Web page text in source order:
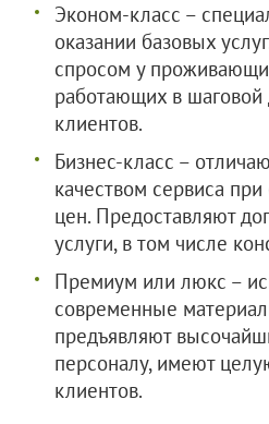
Эконом-класс –
оказании базовых
спросом у
работающих в шаговой
клиентов.
Бизнес-класс –
качеством сервиса
цен. Предоставляют
услуги, в том числе
Премиум или люкс –
современные
предъявляют
персоналу, имеют
клиентов.